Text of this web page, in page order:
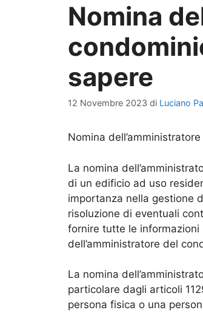
Nomina
sapere
12 Novembre 2023 di Luciano
Nomina
La nomina
di un edificio ad uso
importanza nella gestione
risoluzione di eventuali
fornire tutte le informazioni
dell’amministratore del
La nomina
particolare dagli articoli
persona fisica o una